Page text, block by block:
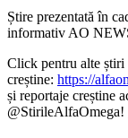
Știre prezentată în
informativ AO
Click pentru alte știri
creștine: https://
și reportaje creștine
@StirileAlfaOmega!